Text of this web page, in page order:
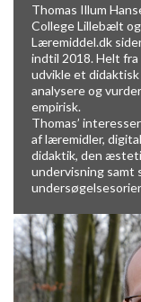
Thomas Illum
College Lillebælt
Læremiddel.dk
indtil 2018. Helt
udvikle et
analysere og
empirisk.
Thomas’
af læremidler,
didaktik, den
undervisning samt